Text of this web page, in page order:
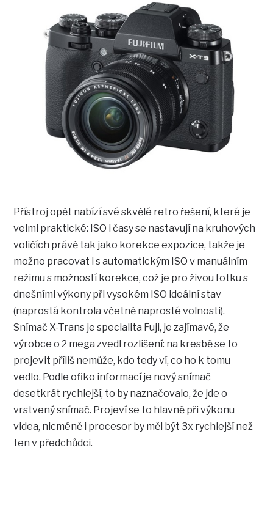
Přístroj opět nabízí své skvělé retro řešení, které je
velmi praktické: ISO i časy se nastavují na kruhových
voličích právě tak jako korekce expozice, takže je
možno pracovat i s automatickým ISO v manuálním
režimu s možností korekce, což je pro živou fotku s
dnešními výkony při vysokém ISO ideální stav
(naprostá kontrola včetně naprosté volnosti).
Snímač X-Trans je specialita Fuji, je zajímavé, že
výrobce o 2 mega zvedl rozlišení: na kresbě se to
projevit příliš nemůže, kdo tedy ví, co ho k tomu
vedlo. Podle ofiko informací je nový snímač
desetkrát rychlejší, to by naznačovalo, že jde o
vrstvený snímač. Projeví se to hlavně při výkonu
videa, nicméně i procesor by měl být 3x rychlejší než
ten v předchůdci.